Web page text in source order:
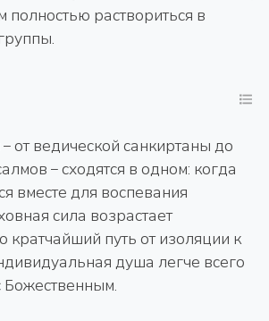
полностью раствориться в
от ведической санкиртаны до
– сходятся в одном: когда
вместе для воспевания
сила возрастает
кратчайший путь от изоляции к
душа легче всего
Божественным.